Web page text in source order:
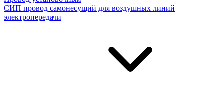
СИП провод самонесущий для воздушных линий
электропередачи